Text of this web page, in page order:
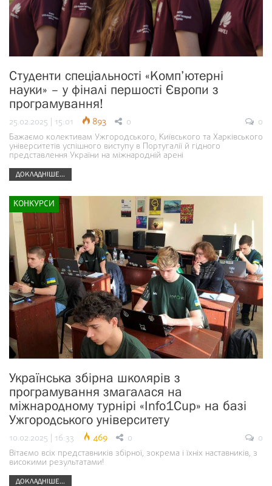
Студенти спеціальності «Комп’ютерні
науки» – у фіналі першості Європи з
програмування!
25.02.2025 | 15:01 893 0
0
Бажаємо колективам Ужгородського, Київського та Харківського
університетів успішного виступу в Португалії й гідного
представлення України на міжнародній арені
ДОКЛАДНІШЕ...
КОНКУРСИ
Українська збірна школярів з
програмування змагалася на
міжнародному турнірі «Info1Cup» на базі
Ужгородського університету
10.02.2025 | 16:33 469 0
0
Вітаємо всіх представників збірної, зокрема і їхніх наставників, з
високими результатами!
ДОКЛАДНІШЕ...